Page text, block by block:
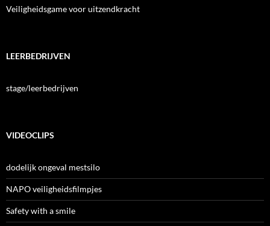
Veiligheidsgame voor uitzendkracht
LEERBEDRIJVEN
stage/leerbedrijven
VIDEOCLIPS
dodelijk ongeval mestsilo
NAPO veiligheidsfilmpjes
Safety with a smile